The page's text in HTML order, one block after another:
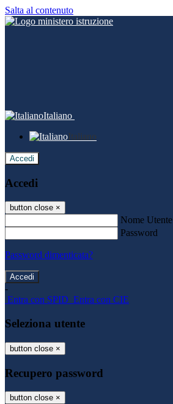
Salta al contenuto
Italiano
Italiano
Accedi
Accedi
button close ×
Nome Utente
Password
Password dimenticata?
-
Entra con SPID Entra con CIE
Seleziona utente
button close ×
Recupero password
button close ×